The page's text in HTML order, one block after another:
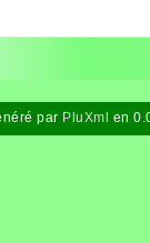
par PluXml en